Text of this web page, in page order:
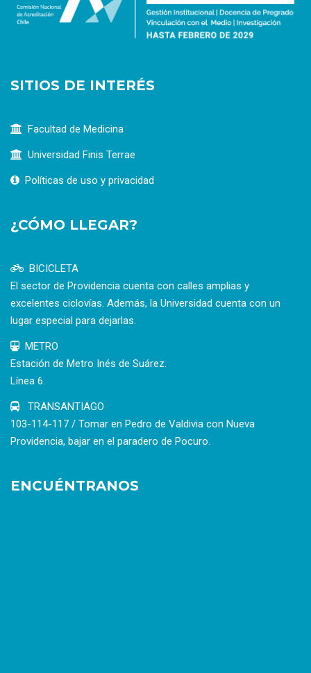
SITIOS DE INTERÉS
Facultad de Medicina
Universidad Finis Terrae
Políticas de uso y privacidad
¿CÓMO LLEGAR?
BICICLETA
El sector de Providencia cuenta con calles amplias y
excelentes ciclovías. Además, la Universidad cuenta con un
lugar especial para dejarlas.
METRO
Estación de Metro Inés de Suárez.
Línea 6.
TRANSANTIAGO
103-114-117 / Tomar en Pedro de Valdivia con Nueva
Providencia, bajar en el paradero de Pocuro.
ENCUÉNTRANOS